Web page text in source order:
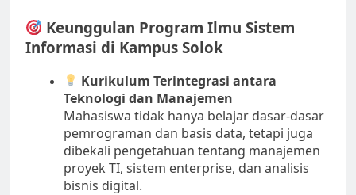
Keunggulan Program Ilmu Sistem
Informasi di Kampus Solok
Kurikulum Terintegrasi antara
Teknologi dan Manajemen
Mahasiswa tidak hanya belajar dasar-dasar
pemrograman dan basis data, tetapi juga
dibekali pengetahuan tentang manajemen
proyek TI, sistem enterprise, dan analisis
bisnis digital.